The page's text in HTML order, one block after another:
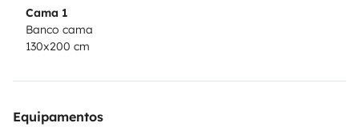
Cama 1
Banco cama
130x200 cm
Equipamentos